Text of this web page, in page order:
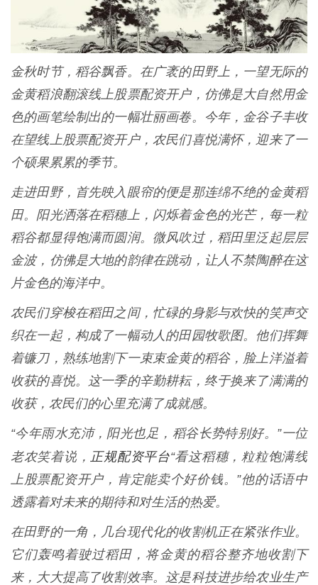
金秋时节，稻谷飘香。在广袤的田野上，一望无际的
金黄稻浪翻滚线上股票配资开户，仿佛是大自然用金
色的画笔绘制出的一幅壮丽画卷。今年，金谷子丰收
在望线上股票配资开户，农民们喜悦满怀，迎来了一
个硕果累累的季节。
走进田野，首先映入眼帘的便是那连绵不绝的金黄稻
田。阳光洒落在稻穗上，闪烁着金色的光芒，每一粒
稻谷都显得饱满而圆润。微风吹过，稻田里泛起层层
金波，仿佛是大地的韵律在跳动，让人不禁陶醉在这
片金色的海洋中。
农民们穿梭在稻田之间，忙碌的身影与欢快的笑声交
织在一起，构成了一幅动人的田园牧歌图。他们挥舞
着镰刀，熟练地割下一束束金黄的稻谷，脸上洋溢着
收获的喜悦。这一季的辛勤耕耘，终于换来了满满的
收获，农民们的心里充满了成就感。
“今年雨水充沛，阳光也足，稻谷长势特别好。”一位
老农笑着说， 正规配资平台“看这稻穗，粒粒饱满线
上股票配资开户，肯定能卖个好价钱。”他的话语中
透露着对未来的期待和对生活的热爱。
在田野的一角，几台现代化的收割机正在紧张作业。
它们轰鸣着驶过稻田，将金黄的稻谷整齐地收割下
来，大大提高了收割效率。这是科技进步给农业生产